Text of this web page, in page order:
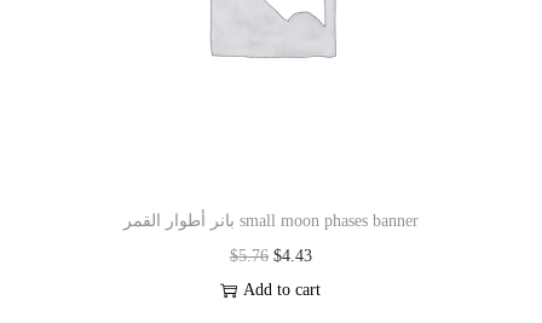
بانر أطوار القمر small moon phases banner
$5.76 $4.43
Add to cart